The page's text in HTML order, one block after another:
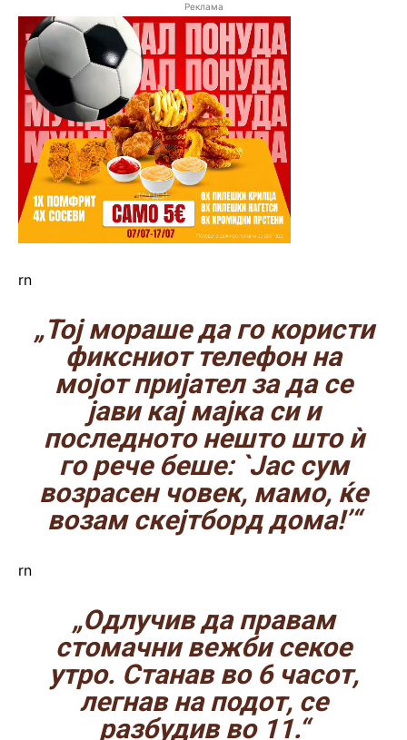
Реклама
rn
„Тој мораше да го користи
фиксниот телефон на
мојот пријател за да се
јави кај мајка си и
последното нешто што ѝ
го рече беше: `Јас сум
возрасен човек, мамо, ќе
возам скејтборд дома!’“
rn
„Одлучив да правам
стомачни вежби секое
утро. Станав во 6 часот,
легнав на подот, се
разбудив во 11.“